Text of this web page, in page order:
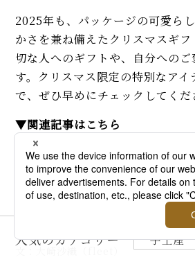
2025年も、パッケージの可愛ら
かさを兼ね備えたクリスマスギ
切な人へのギフトや、自分への
す。クリスマス限定の特別なアイ
で、ぜひ早めにチェックしてくだ
▼関連記事はこちら
【伊勢丹新宿店】限定デザイン
マスのクッキー缶！＞＞
三越伊勢丹オンラインストア
文：大崎沙織（fleet）
人気のカテゴリー 手土産